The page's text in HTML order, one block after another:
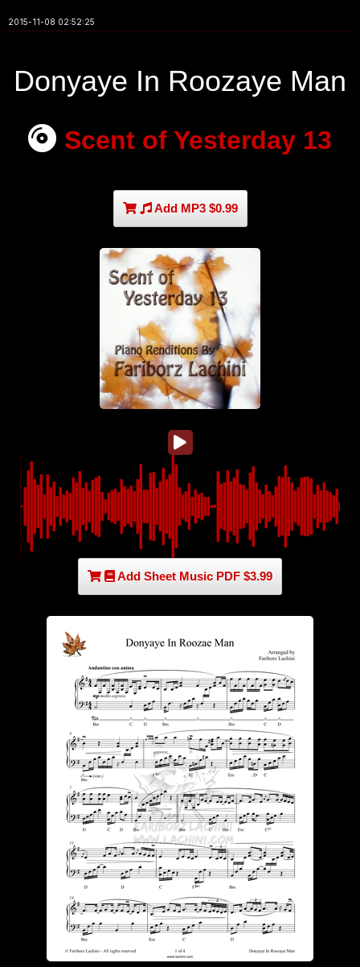
2015-11-08 02:52:25
Donyaye In Roozaye Man
Scent of Yesterday 13
Add MP3 $0.99
Add Sheet Music PDF $3.99